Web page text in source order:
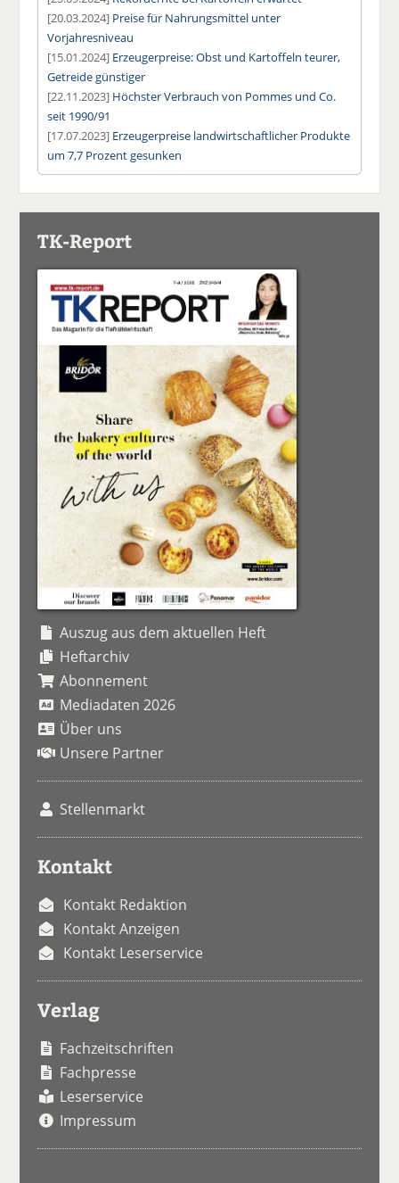
[20.03.2024] Preise für Nahrungsmittel unter
Vorjahresniveau
[15.01.2024] Erzeugerpreise: Obst und Kartoffeln teurer,
Getreide günstiger
[22.11.2023] Höchster Verbrauch von Pommes und Co.
seit 1990/91
[17.07.2023] Erzeugerpreise landwirtschaftlicher Produkte
um 7,7 Prozent gesunken
TK-Report
Auszug aus dem aktuellen Heft
Heftarchiv
Abonnement
Mediadaten 2026
Über uns
Unsere Partner
Stellenmarkt
Kontakt
Kontakt Redaktion
Kontakt Anzeigen
Kontakt Leserservice
Verlag
Fachzeitschriften
Fachpresse
Leserservice
Impressum